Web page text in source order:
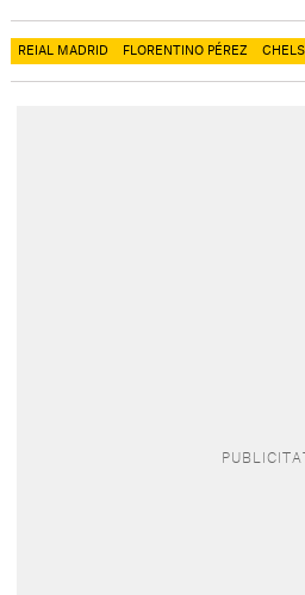
REIAL MADRID FLORENTINO PÉREZ